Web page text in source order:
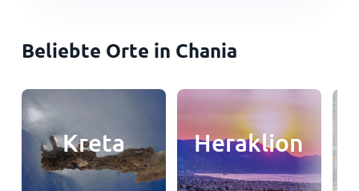
Beliebte Orte in Chania
Kreta Heraklion